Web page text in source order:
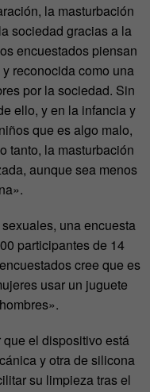
la masturbación
sociedad gracias a la
encuestados piensan
reconocida como una
por la sociedad. Sin
ello, y en la infancia y
que es algo malo,
tanto, la masturbación
aunque sea menos
una encuesta
participantes de 14
cree que es
usar un juguete
el dispositivo está
y otra de silicona
su limpieza tras el